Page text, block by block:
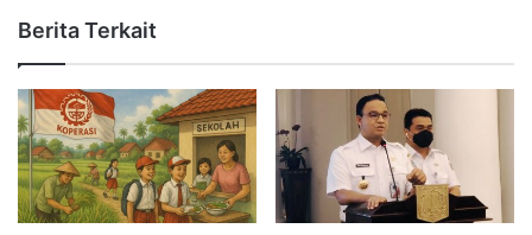
Berita Terkait